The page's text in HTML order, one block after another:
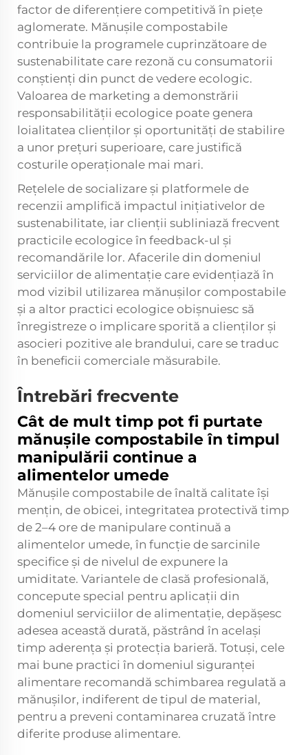
factor de diferențiere competitivă în piețe
aglomerate. Mănușile compostabile
contribuie la programele cuprinzătoare de
sustenabilitate care rezonă cu consumatorii
conștienți din punct de vedere ecologic.
Valoarea de marketing a demonstrării
responsabilității ecologice poate genera
loialitatea clienților și oportunități de stabilire
a unor prețuri superioare, care justifică
costurile operaționale mai mari.
Rețelele de socializare și platformele de
recenzii amplifică impactul inițiativelor de
sustenabilitate, iar clienții subliniază frecvent
practicile ecologice în feedback-ul și
recomandările lor. Afacerile din domeniul
serviciilor de alimentație care evidențiază în
mod vizibil utilizarea mănușilor compostabile
și a altor practici ecologice obișnuiesc să
înregistreze o implicare sporită a clienților și
asocieri pozitive ale brandului, care se traduc
în beneficii comerciale măsurabile.
Întrebări frecvente
Cât de mult timp pot fi purtate
mănușile compostabile în timpul
manipulării continue a
alimentelor umede
Mănușile compostabile de înaltă calitate își
mențin, de obicei, integritatea protectivă timp
de 2–4 ore de manipulare continuă a
alimentelor umede, în funcție de sarcinile
specifice și de nivelul de expunere la
umiditate. Variantele de clasă profesională,
concepute special pentru aplicații din
domeniul serviciilor de alimentație, depășesc
adesea această durată, păstrând în același
timp aderența și protecția barieră. Totuși, cele
mai bune practici în domeniul siguranței
alimentare recomandă schimbarea regulată a
mănușilor, indiferent de tipul de material,
pentru a preveni contaminarea cruzată între
diferite produse alimentare.